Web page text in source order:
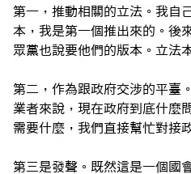
第一，推動相關的立法。我自
本，我是第一個推出來的。後
眾黨也說要他們的版本。立法
第二，作為跟政府交涉的平臺
業者來說，現在政府到底什麼
需要什麼，我們直接幫忙對接
第三是發聲。既然這是一個國